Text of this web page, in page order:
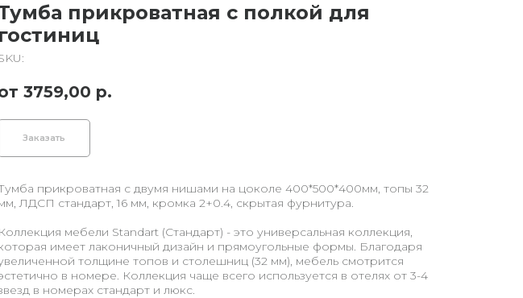
прикроватная с полкой для
гостиниц
3759,00 р.
Заказать
прикроватная с двумя нишами на цоколе 400*500*400мм, топы 32
ЛДСП стандарт, 16 мм, кромка 2+0.4, скрытая фурнитура.
Коллекция мебели Standart (Стандарт) - это универсальная коллекция,
имеет лаконичный дизайн и прямоугольные формы. Благодаря
толщине топов и столешниц (32 мм), мебель смотрится
в номере. Коллекция чаще всего используется в отелях от 3-4
в номерах стандарт и люкс.